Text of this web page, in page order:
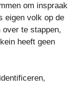
om inspraak
eigen volk op de
te stappen,
heeft geen